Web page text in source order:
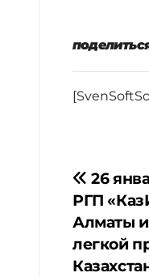
по
26
РГП
Алматы
легкой